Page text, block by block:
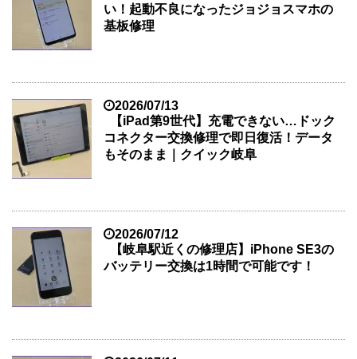
い！起動不良になったジョジョスマホの
基板修理
2026/07/13
【iPad第9世代】充電できない…ドック
コネクター交換修理で即日復活！データ
もそのまま｜クイック岐阜
2026/07/12
【岐阜駅近くの修理店】iPhone SE3の
バッテリー交換は1時間で可能です！